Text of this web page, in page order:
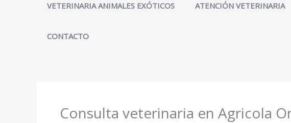
VETERINARIA ANIMALES EXÓTICOS ATENCIÓN VETERINARIA
CONTACTO
Consulta veterinaria en Agricola